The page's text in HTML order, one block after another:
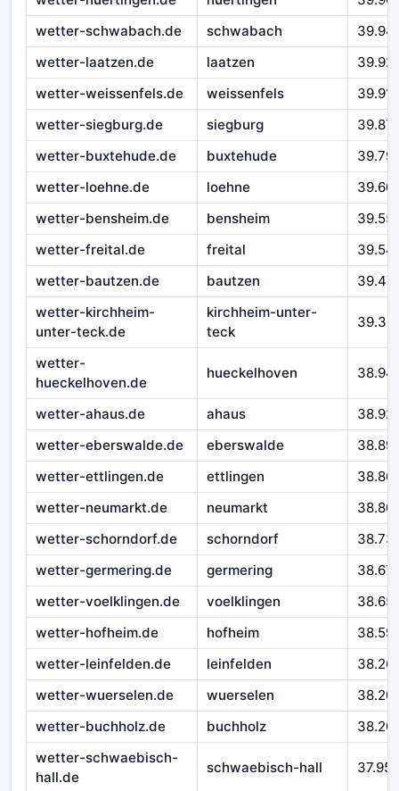
wetter-schwabach.de
schwabach
wetter-laatzen.de
laatzen
wetter-weissenfels.de
weissenfels
39.918
wetter-siegburg.de
siegburg
wetter-buxtehude.de
buxtehude
wetter-loehne.de
loehne
wetter-bensheim.de
bensheim
39.551
wetter-freital.de
freital
wetter-bautzen.de
bautzen
wetter-kirchheim-
unter-teck.de
kirchheim-unter-
teck
wetter-
hueckelhoven.de
hueckelhoven
wetter-ahaus.de ahaus
wetter-eberswalde.de
eberswalde
wetter-ettlingen.de
ettlingen
38.861
wetter-neumarkt.de
neumarkt
wetter-schorndorf.de
schorndorf
wetter-germering.de
germering
wetter-voelklingen.de
voelklingen
38.651
wetter-hofheim.de
hofheim
wetter-leinfelden.de
leinfelden
wetter-wuerselen.de
wuerselen
wetter-buchholz.de
buchholz
38.201
wetter-schwaebisch-
hall.de
schwaebisch-hall 37.952